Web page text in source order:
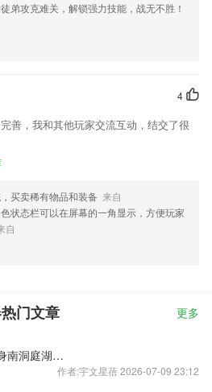
弟攻克难关，解锁强力技能，战无不胜！
4
善，我和其他玩家交流互动，结交了很
买卖稀有物品和装备 来自
状态栏可以在屏幕的一角显示，方便玩家
自
门文章 更多
湖南沅江：170余只麋鹿现身南洞庭湖 创近年来最大种群纪录
作者:宇文星蓓 2026-07-09 23:12